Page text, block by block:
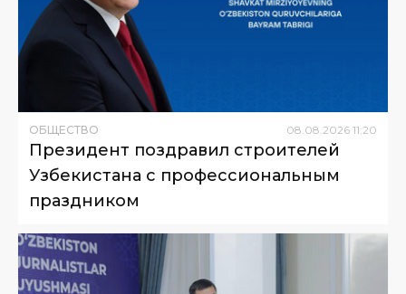
ОБЩЕСТВО 08.08.2026 11:20
Президент поздравил строителей
Узбекистана с профессиональным
праздником